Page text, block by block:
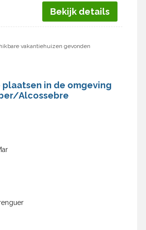
Bekijk details
vakantiehuizen gevonden
plaatsen in de omgeving
Alcossebre